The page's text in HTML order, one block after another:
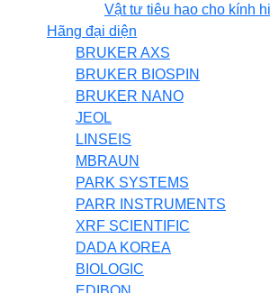
Vật tư tiêu hao cho kính
Hãng đại diện
BRUKER AXS
BRUKER BIOSPIN
BRUKER NANO
JEOL
LINSEIS
MBRAUN
PARK SYSTEMS
PARR INSTRUMENTS
XRF SCIENTIFIC
DADA KOREA
BIOLOGIC